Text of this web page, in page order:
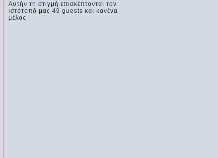
Αυτήν τη στιγμή επισκέπτονται τον
ιστότοπό μας 49 guests και κανένα
μέλος